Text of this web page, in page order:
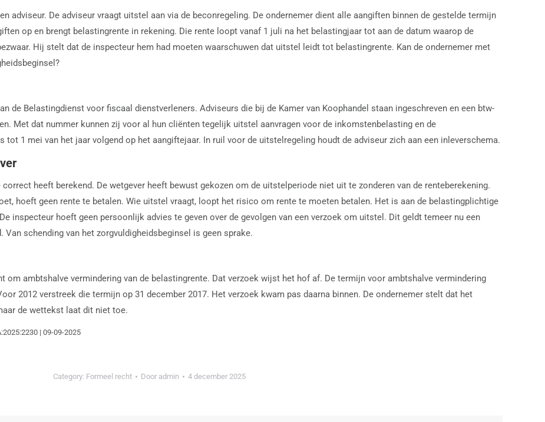
adviseur. De adviseur vraagt uitstel aan via de beconregeling. De ondernemer dient alle aangiften binnen de gestelde termijn
op en brengt belastingrente in rekening. Die rente loopt vanaf 1 juli na het belastingjaar tot aan de datum waarop de
Hij stelt dat de inspecteur hem had moeten waarschuwen dat uitstel leidt tot belastingrente. Kan de ondernemer met
de Belastingdienst voor fiscaal dienstverleners. Adviseurs die bij de Kamer van Koophandel staan ingeschreven en een btw-
Met dat nummer kunnen zij voor al hun cliënten tegelijk uitstel aanvragen voor de inkomstenbelasting en de
1 mei van het jaar volgend op het aangiftejaar. In ruil voor de uitstelregeling houdt de adviseur zich aan een inleverschema.
heeft berekend. De wetgever heeft bewust gekozen om de uitstelperiode niet uit te zonderen van de renteberekening.
hoeft geen rente te betalen. Wie uitstel vraagt, loopt het risico om rente te moeten betalen. Het is aan de belastingplichtige
inspecteur hoeft geen persoonlijk advies te geven over de gevolgen van een verzoek om uitstel. Dit geldt temeer nu een
schending van het zorgvuldigheidsbeginsel is geen sprake.
om ambtshalve vermindering van de belastingrente. Dat verzoek wijst het hof af. De termijn voor ambtshalve vermindering
2012 verstreek die termijn op 31 december 2017. Het verzoek kwam pas daarna binnen. De ondernemer stelt dat het
de wettekst laat dit niet toe.
| 09-09-2025
Category: Formeel recht Door admin 4 december 2025